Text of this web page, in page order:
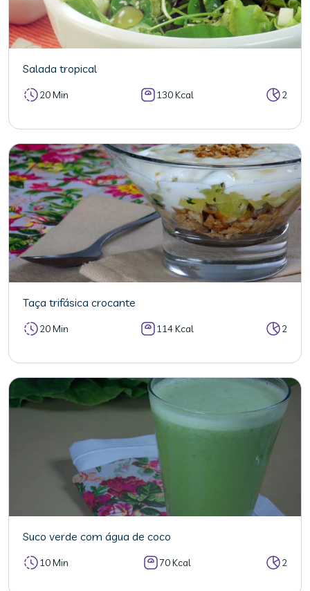
Salada tropical
20 Min 130 Kcal 2
Taça trifásica crocante
20 Min 114 Kcal 2
Suco verde com água de coco
10 Min 70 Kcal 2